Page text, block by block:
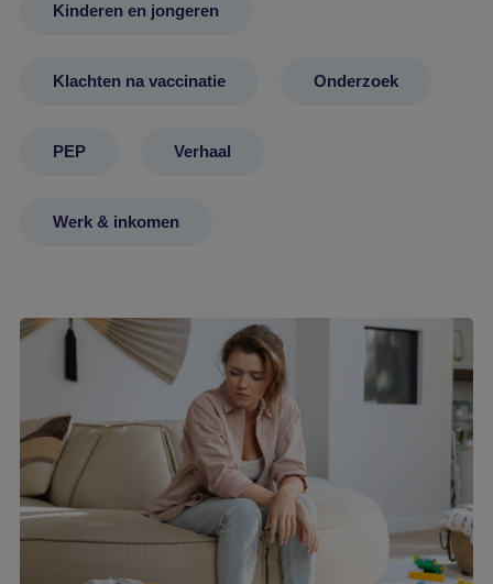
Kinderen en jongeren
Klachten na vaccinatie Onderzoek
PEP Verhaal
Werk & inkomen